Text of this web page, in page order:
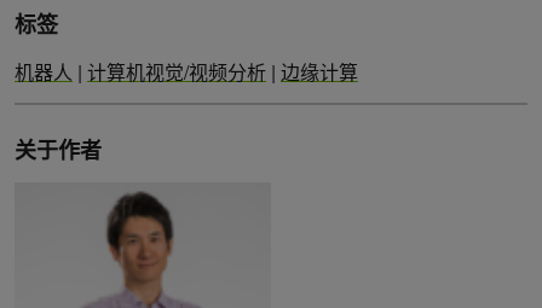
标签
机器人 | 计算机视觉/视频分析 | 边缘计算
关于作者